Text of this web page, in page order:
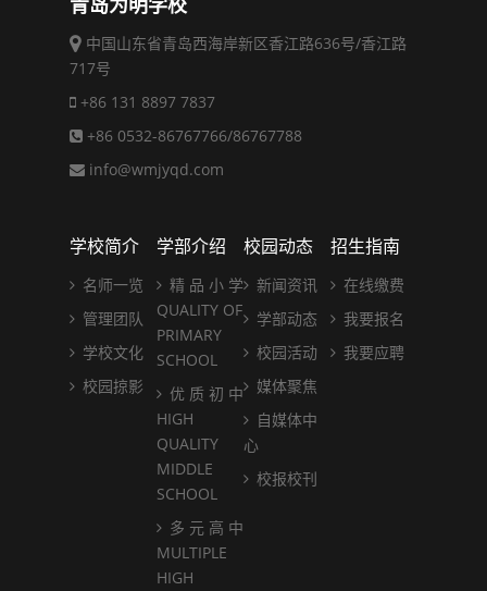
中国山东省青岛西海岸新区香江路636号/香江路
717号
+86 131 8897 7837
+86 0532-86767766/86767788
info@wmjyqd.com
学校简介
名师一览
管理团队
学校文化
校园掠影
学部介绍
精 品 小 学
QUALITY OF
PRIMARY
SCHOOL
优 质 初 中
HIGH
QUALITY
MIDDLE
SCHOOL
多 元 高 中
MULTIPLE
HIGH
校园动态
新闻资讯
学部动态
校园活动
媒体聚焦
自媒体中
心
校报校刊
招生指南
在线缴费
我要报名
我要应聘